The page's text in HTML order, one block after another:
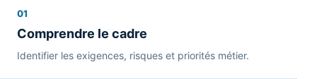
01
Comprendre le cadre
Identifier les exigences, risques et priorités métier.